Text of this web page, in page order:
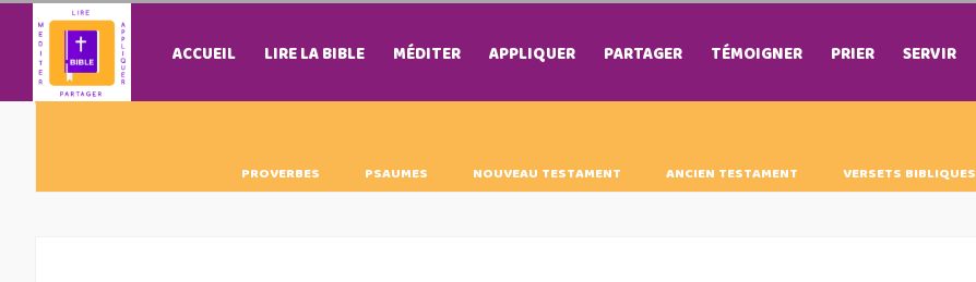
ACCUEIL LIRE LA BIBLE MÉDITER APPLIQUER PARTAGER TÉMOIGNER PRIER SERVIR
PROVERBES PSAUMES NOUVEAU TESTAMENT ANCIEN TESTAMENT VERSETS BIBLIQUES